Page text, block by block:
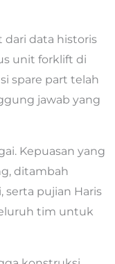
dari data historis
unit forklift di
spare part telah
jawab yang
Kepuasan yang
ditambah
serta pujian Haris
tim untuk